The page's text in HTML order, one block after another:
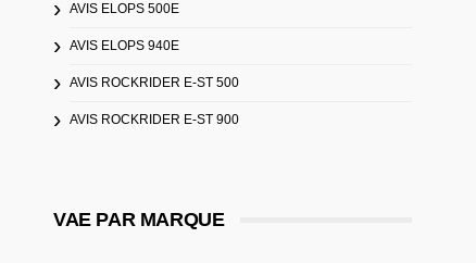
AVIS ELOPS 500E
AVIS ELOPS 940E
AVIS ROCKRIDER E-ST 500
AVIS ROCKRIDER E-ST 900
VAE PAR MARQUE